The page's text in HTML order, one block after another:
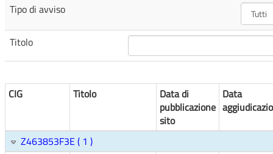
Tipo di avviso
Titolo
CIG Titolo
Data di
pubblicazione
sito
Data
Z463853F3E ( 1 )